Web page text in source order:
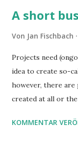
A short
Von Jan Fischbach
Projects need
idea to create so-
however, there are
created at all or
not correct. In this
KOMMENTAR